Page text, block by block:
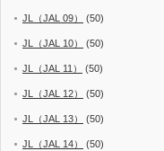
JL（JAL 09） (50)
JL（JAL 10） (50)
JL（JAL 11） (50)
JL（JAL 12） (50)
JL（JAL 13） (50)
JL（JAL 14） (50)